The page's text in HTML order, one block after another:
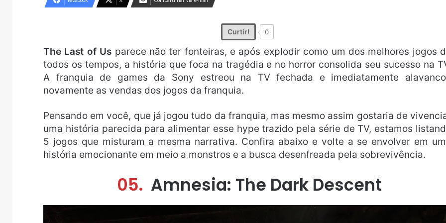
Curtir! 0
The Last of Us parece não ter fonteiras, e após explodir como um dos melhores jogos
todos os tempos, a história que foca na tragédia e no horror consolida seu sucesso na
A franquia de games da Sony estreou na TV fechada e imediatamente
novamente as vendas dos jogos da franquia.
Pensando em você, que já jogou tudo da franquia, mas mesmo assim gostaria de
uma história parecida para alimentar esse hype trazido pela série de TV, estamos
5 jogos que misturam a mesma narrativa. Confira abaixo e volte a se envolver em
história emocionante em meio a monstros e a busca desenfreada pela sobrevivência.
05. Amnesia: The Dark Descent